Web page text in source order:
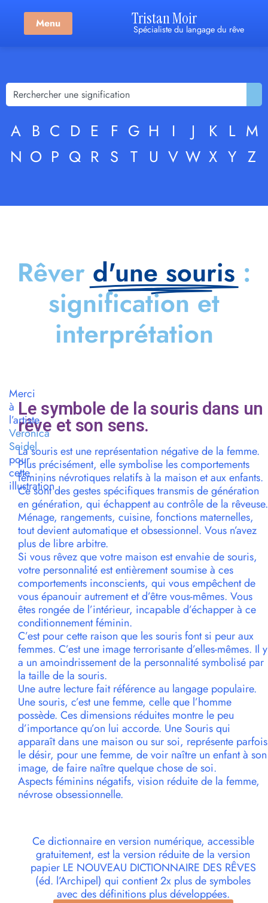
Menu Tristan Moir
Spécialiste du langage du rêve
A B C D E F G H I J K L M
N O P Q R S T U V W X Y Z
Rêver d'une souris :
signification et
interprétation
Le symbole de la souris dans un
rêve et son sens.
La souris est une représentation négative de la femme.
Plus précisément, elle symbolise les comportements
féminins névrotiques relatifs à la maison et aux enfants.
Ce sont des gestes spécifiques transmis de génération
en génération, qui échappent au contrôle de la rêveuse.
Ménage, rangements, cuisine, fonctions maternelles,
tout devient automatique et obsessionnel. Vous n’avez
plus de libre arbitre.
Si vous rêvez que votre maison est envahie de souris,
votre personnalité est entièrement soumise à ces
comportements inconscients, qui vous empêchent de
vous épanouir autrement et d’être vous-mêmes. Vous
êtes rongée de l’intérieur, incapable d’échapper à ce
conditionnement féminin.
C’est pour cette raison que les souris font si peur aux
femmes. C’est une image terrorisante d’elles-mêmes. Il y
a un amoindrissement de la personnalité symbolisé par
la taille de la souris.
Une autre lecture fait référence au langage populaire.
Une souris, c’est une femme, celle que l’homme
possède. Ces dimensions réduites montre le peu
d’importance qu’on lui accorde. Une Souris qui
apparaît dans une maison ou sur soi, représente parfois
le désir, pour une femme, de voir naître un enfant à son
image, de faire naître quelque chose de soi.
Aspects féminins négatifs, vision réduite de la femme,
névrose obsessionnelle.
Ce dictionnaire en version numérique, accessible
gratuitement, est la version réduite de la version
papier LE NOUVEAU DICTIONNAIRE DES RÊVES
(éd. l’Archipel) qui contient 2x plus de symboles
avec des définitions plus développées.
Merci
à
l’artiste
Veronica
Seidel
pour
cette
illustration